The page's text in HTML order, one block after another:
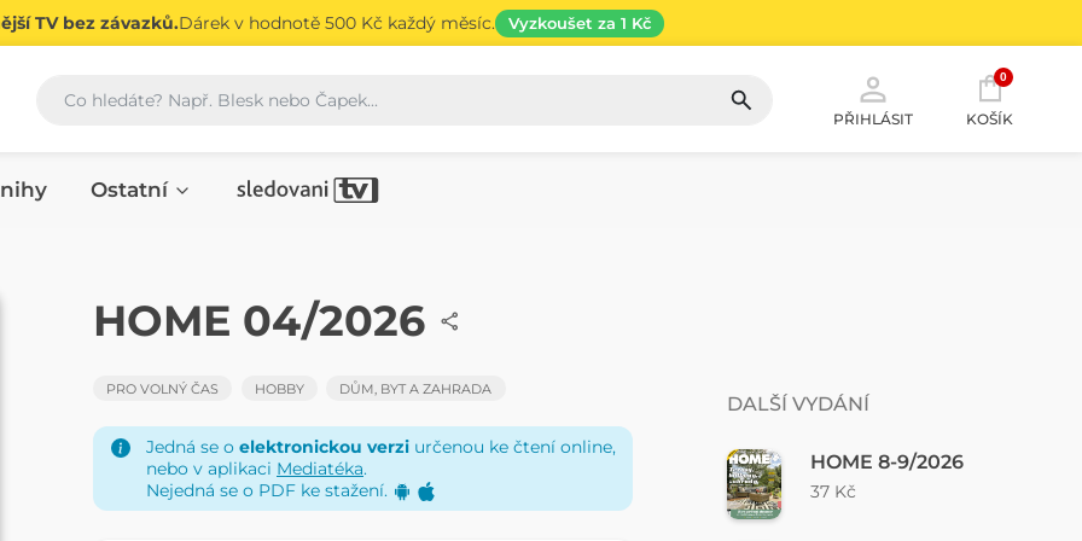
TV bez závazků.Dárek v hodnotě 500 Kč každý měsíc. Vyzkoušet za 1 Kč
Vyhledávání
PŘIHLÁSIT
0
KOŠÍK
Ostatní
ČASOPIS
HOME 04/2026
PRO VOLNÝ ČAS HOBBY DŮM, BYT A ZAHRADA
Jedná se o elektronickou verzi určenou ke čtení online,
nebo v aplikaci Mediatéka.
Nejedná se o PDF ke stažení.
DALŠÍ VYDÁNÍ
HOME 8-9/2026
37 Kč